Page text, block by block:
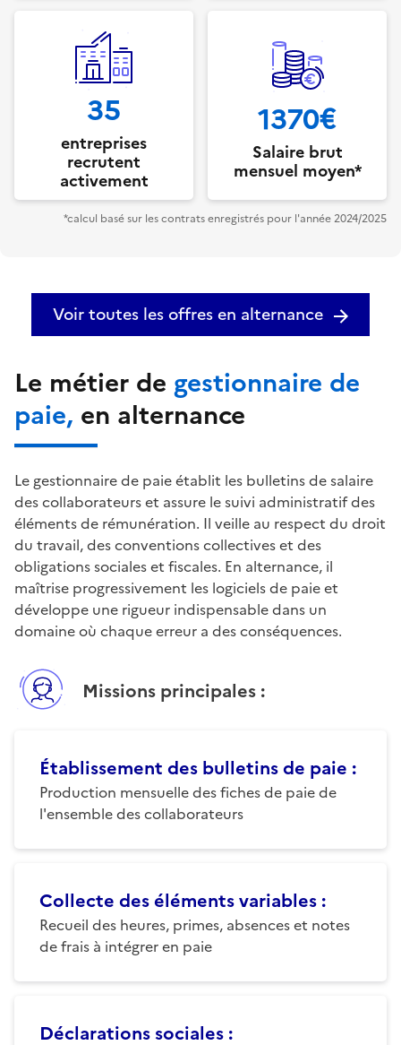
35
entreprises
recrutent
activement
1370€
Salaire brut
mensuel moyen*
*calcul basé sur les contrats enregistrés pour l'année 2024/2025
Voir toutes les offres en alternance
Le métier de gestionnaire de
paie, en alternance
Le gestionnaire de paie établit les bulletins de salaire
des collaborateurs et assure le suivi administratif des
éléments de rémunération. Il veille au respect du droit
du travail, des conventions collectives et des
obligations sociales et fiscales. En alternance, il
maîtrise progressivement les logiciels de paie et
développe une rigueur indispensable dans un
domaine où chaque erreur a des conséquences.
Missions principales :
Établissement des bulletins de paie :
Production mensuelle des fiches de paie de
l'ensemble des collaborateurs
Collecte des éléments variables :
Recueil des heures, primes, absences et notes
de frais à intégrer en paie
Déclarations sociales :